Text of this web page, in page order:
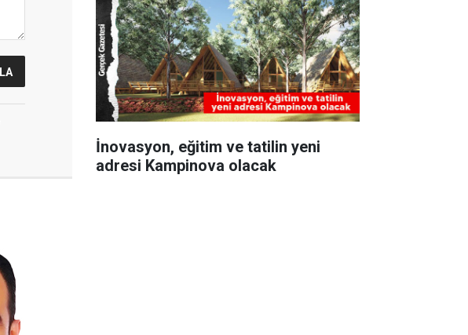
İnovasyon, eğitim ve tatilin yeni
adresi Kampinova olacak